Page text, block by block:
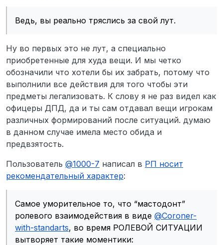
слову я не раз видел как офицеры ДПД, да и
данном случае имела место обида и
предвзятость.
Однако, вы - никакое не формирование, а просто
Ситуацию мы обсудили с администрацией,
мне разъяснили определенные моменты. Я,
в свою очередь, также свою позицию донес.
Ирония здесь неуместна и еще раз
показывает слабость твоих позиций в ходе
этого спора.
Вот это тот случай, когда лучше бы ничего не
писал.
Ты яростно топишь за РП, но при этом нарушаешь
правила сервера - ирония вполне уместна.
В следующий раз думай что пишешь. Честно, мне
очень жаль своего потраченного времени на
тебя.
Ведь, вы реально тряслись за свой лут.
Ну во первых это не лут, а специально
приобретенные для худа вещи. И мы четко
обозначили что хотели бы их забрать, потому что
выполнили все действия для того чтобы эти
предметы легализовать. К слову я не раз видел как
офицеры ДПД, да и ты сам отдавал вещи игрокам
различных формирований после ситуаций. думаю
в данном случае имела место обида и
предвзятость.
Пользователь @1000-7 написал в РП носит
рекомендательный характер:
Самое уморительное то, что “мастодонт”
ролевого взаимодействия в виде @Coroner-
with-standarts, во время РОЛЕВОЙ СИТУАЦИИ
вытворяет такие моментики: